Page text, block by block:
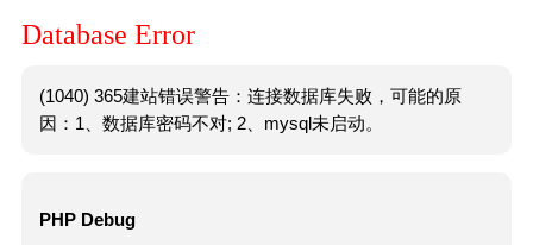
Database Error
(1040) 365建站错误警告：连接数据库失败，可能的原
因：1、数据库密码不对; 2、mysql未启动。
PHP Debug